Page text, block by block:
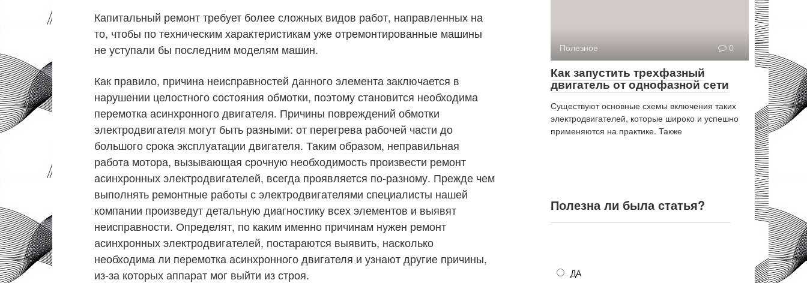
Капитальный ремонт требует более сложных видов работ, направленных на
то, чтобы по техническим характеристикам уже отремонтированные машины
не уступали бы последним моделям машин.
Как правило, причина неисправностей данного элемента заключается в
нарушении целостного состояния обмотки, поэтому становится необходима
перемотка асинхронного двигателя. Причины повреждений обмотки
электродвигателя могут быть разными: от перегрева рабочей части до
большого срока эксплуатации двигателя. Таким образом, неправильная
работа мотора, вызывающая срочную необходимость произвести ремонт
асинхронных электродвигателей, всегда проявляется по-разному. Прежде чем
выполнять ремонтные работы с электродвигателями специалисты нашей
компании произведут детальную диагностику всех элементов и выявят
неисправности. Определят, по каким именно причинам нужен ремонт
асинхронных электродвигателей, постараются выявить, насколько
необходима ли перемотка асинхронного двигателя и узнают другие причины,
из-за которых аппарат мог выйти из строя.
Полезное 0
Как запустить трехфазный
двигатель от однофазной сети
Существуют основные схемы включения таких
электродвигателей, которые широко и успешно
применяются на практике. Также
Полезна ли была статья?
ДА